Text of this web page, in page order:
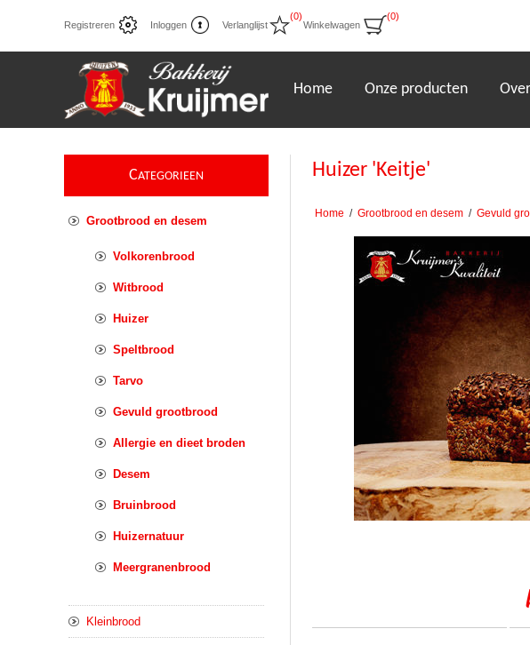
Registreren Inloggen Verlanglijst
(0)
Winkelwagen
(0)
Home Onze producten
Huizer 'Keitje'
Home / Grootbrood en desem / Gevuld
CATEGORIEEN
Grootbrood en desem
Volkorenbrood
Witbrood
Huizer
Speltbrood
Tarvo
Gevuld grootbrood
Allergie en dieet broden
Desem
Bruinbrood
Huizernatuur
Meergranenbrood
Kleinbrood